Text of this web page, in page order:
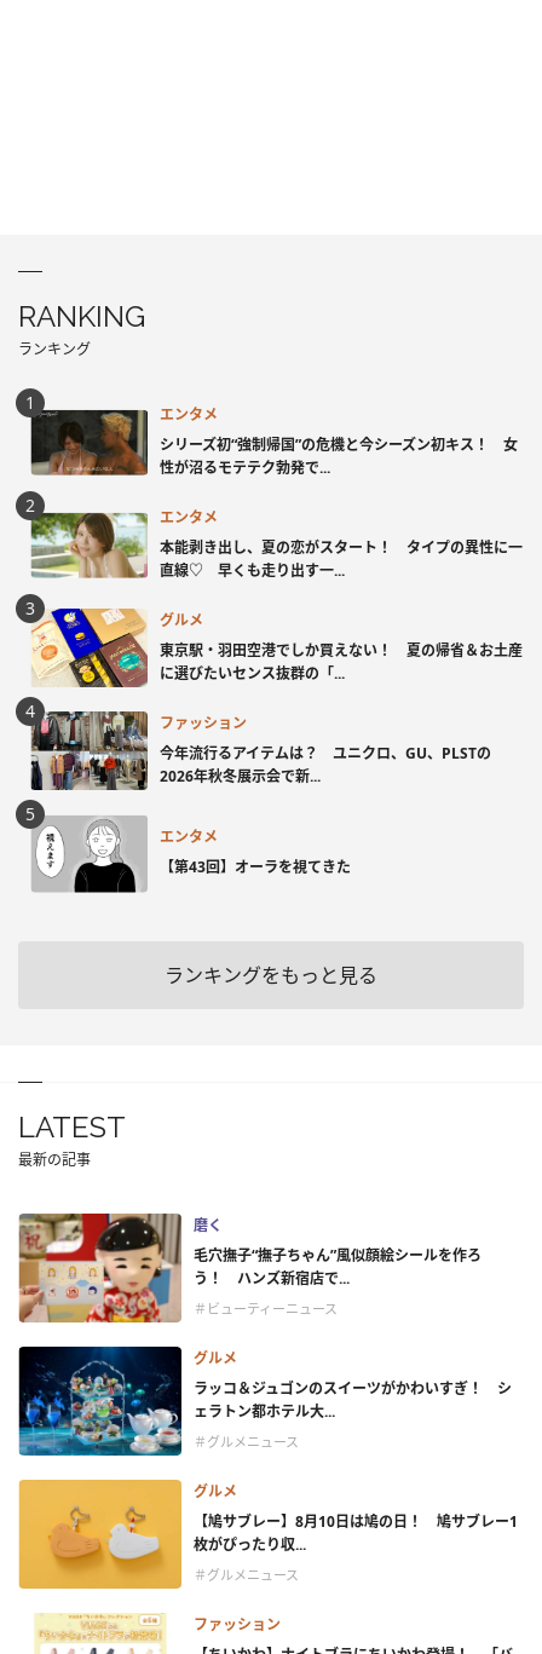
RANKING
ランキング
エンタメ
シリーズ初“強制帰国”の危機と今シーズン初キス！ 女
性が沼るモテテク勃発で...
エンタメ
本能剥き出し、夏の恋がスタート！ タイプの異性に一
直線♡ 早くも走り出す一...
グルメ
東京駅・羽田空港でしか買えない！ 夏の帰省＆お土産
に選びたいセンス抜群の「...
ファッション
今年流行るアイテムは？ ユニクロ、GU、PLSTの
2026年秋冬展示会で新...
エンタメ
【第43回】オーラを視てきた
ランキングをもっと見る
LATEST
最新の記事
磨く
毛穴撫子“撫子ちゃん”風似顔絵シールを作ろ
う！ ハンズ新宿店で...
＃ビューティーニュース
グルメ
ラッコ＆ジュゴンのスイーツがかわいすぎ！ シ
ェラトン都ホテル大...
＃グルメニュース
グルメ
【鳩サブレー】8月10日は鳩の日！ 鳩サブレー1
枚がぴったり収...
＃グルメニュース
ファッション